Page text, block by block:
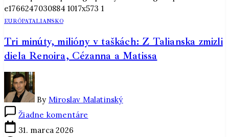
vzbúrili
EURÓPATALIANSKO
Tri minúty, milióny v taškách: Z Talianska zmizli
diela Renoira, Cézanna a Matissa
By Miroslav Malatinský
Žiadne komentáre
31. marca 2026